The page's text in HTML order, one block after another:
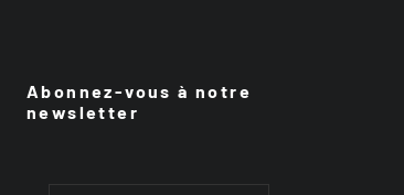
Abonnez-vous à notre
newsletter